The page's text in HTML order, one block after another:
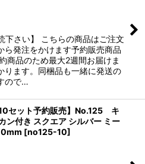
下さい】 こちらの商品はご注文
ら発注をかけます予約販売商品
商品のため最大2週間お届けま
ります。同梱品も一緒に発送の
ので…
10セット予約販売】No.125 キ
ン付き スクエア シルバー ミー
[no125-10]